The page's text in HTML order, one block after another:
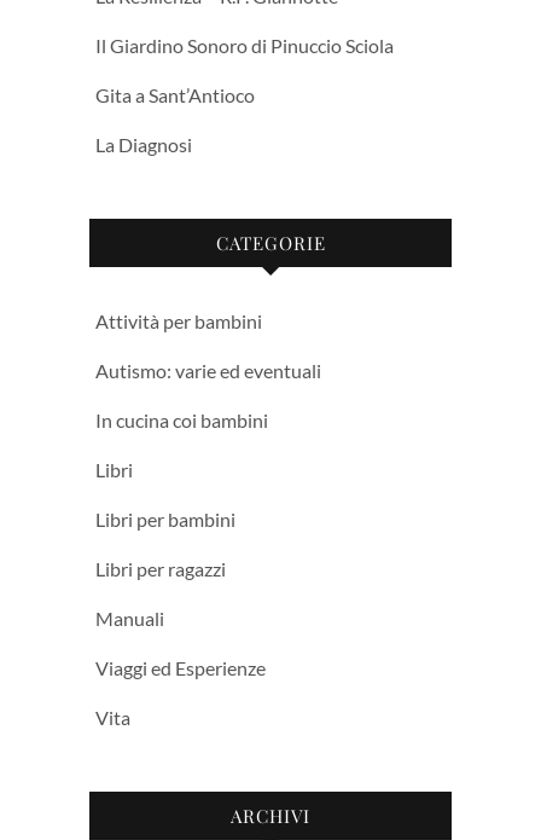
Il Giardino Sonoro di Pinuccio Sciola
Gita a Sant’Antioco
La Diagnosi
CATEGORIE
Attività per bambini
Autismo: varie ed eventuali
In cucina coi bambini
Libri
Libri per bambini
Libri per ragazzi
Manuali
Viaggi ed Esperienze
Vita
ARCHIVI